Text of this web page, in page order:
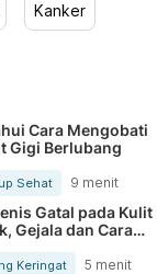
Kanker
Cara Mengobati
Gigi Berlubang
Sehat 9 menit
Gatal pada Kulit
Gejala dan Cara
Keringat 5 menit